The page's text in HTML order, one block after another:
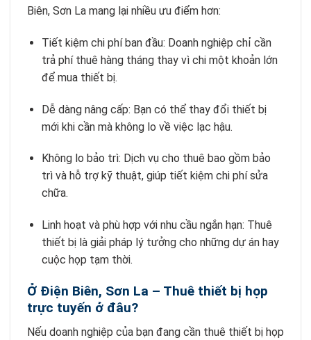
Biên, Sơn La mang lại nhiều ưu điểm hơn:
Tiết kiệm chi phí ban đầu: Doanh nghiệp chỉ cần
trả phí thuê hàng tháng thay vì chi một khoản lớn
để mua thiết bị.
Dễ dàng nâng cấp: Bạn có thể thay đổi thiết bị
mới khi cần mà không lo về việc lạc hậu.
Không lo bảo trì: Dịch vụ cho thuê bao gồm bảo
trì và hỗ trợ kỹ thuật, giúp tiết kiệm chi phí sửa
chữa.
Linh hoạt và phù hợp với nhu cầu ngắn hạn: Thuê
thiết bị là giải pháp lý tưởng cho những dự án hay
cuộc họp tạm thời.
Ở Điện Biên, Sơn La – Thuê thiết bị họp
trực tuyến ở đâu?
Nếu doanh nghiệp của bạn đang cần thuê thiết bị họp